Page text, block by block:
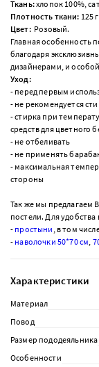
Ткань:хлопок 100%,
Плотность ткани: 125
Цвет:Розовый.
Главная особенность
благодаря
дизайнерами, и
Уход:
- перед первым
- не рекомендуется
- стирка при
средств для цветного
- не отбеливать
- не применять
- максимальная
стороны
Так же мы предлагаем
постели.Для
- простыни , в том
- наволочки 50*70 см,
Характеристики
Материал
Повод
Размер пододеяльника
Особенности